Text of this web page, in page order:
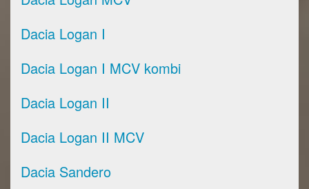
Dacia Logan I
Dacia Logan I MCV kombi
Dacia Logan II
Dacia Logan II MCV
Dacia Sandero